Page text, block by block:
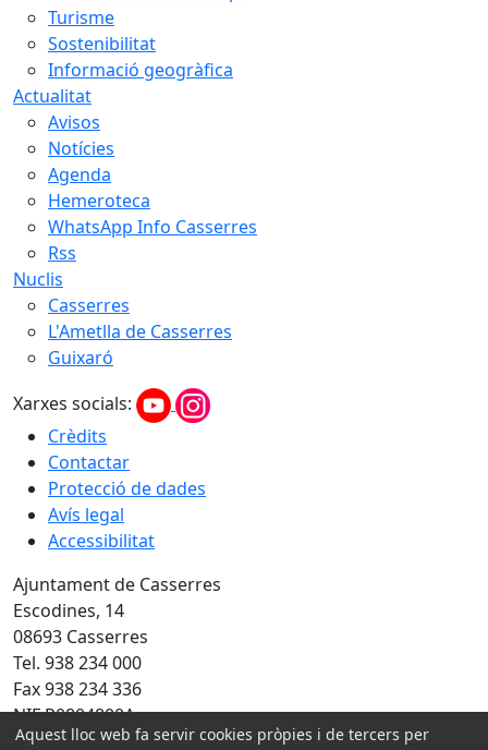
Turisme
Sostenibilitat
Informació geogràfica
Actualitat
Avisos
Notícies
Agenda
Hemeroteca
WhatsApp Info Casserres
Rss
Nuclis
Casserres
L'Ametlla de Casserres
Guixaró
Xarxes socials:
Crèdits
Contactar
Protecció de dades
Avís legal
Accessibilitat
Ajuntament de Casserres
Escodines, 14
08693 Casserres
Tel. 938 234 000
Fax 938 234 336
NIF P0804800A
Aquest lloc web fa servir cookies pròpies i de tercers per